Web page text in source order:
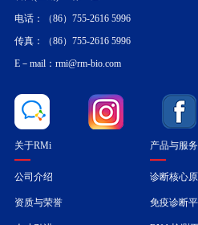
电话：（86）755-2616 5996
传真：（86）755-2616 5996
E－mail：rmi@rm-bio.com
关于RMi
公司介绍
资质与荣誉
产品与服务
诊断核心
免疫诊断